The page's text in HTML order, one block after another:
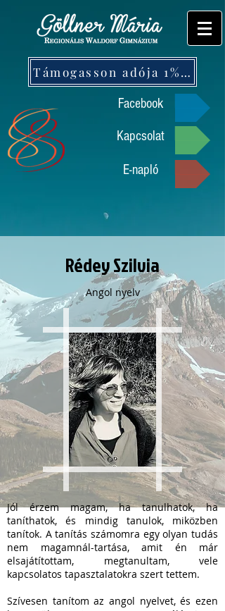
Támogasson adója 1%-ával!
Facebook
Kapcsolat
E-napló
Rédey Szilvia
Angol nyelv
Jól érzem magam, ha tanulhatok, ha
taníthatok, és mindig tanulok, miközben
tanítok. A tanítás számomra egy olyan tudás
nem magamnál-tartása, amit én már
elsajátítottam, megtanultam, vele
kapcsolatos tapasztalatokra szert tettem.
Szívesen tanítom az angol nyelvet, és ezen